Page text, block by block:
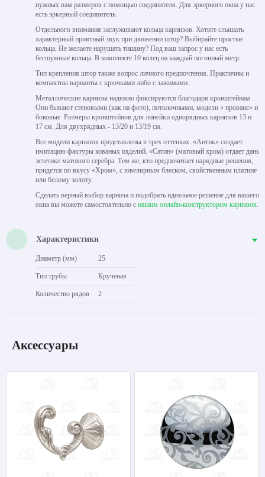
нужных вам размеров с помощью соединителя. Для эркерного окна у нас
есть эркерный соединитель.
Отдельного внимания заслуживают кольца карнизов. Хотите слышать
характерный приятный звук при движении штор? Выбирайте простые
кольца. Не желаете нарушать тишину? Под ваш запрос у нас есть
бесшумные кольца. В комплекте 10 колец на каждый погонный метр.
Тип крепления штор также вопрос личного предпочтения. Практичны и
компактны варианты с крючками либо с зажимами.
Металлические карнизы надежно фиксируются благодаря кронштейнам .
Они бывают стеновыми (как на фото), потолочными, модели « прованс» и
боковые. Размеры кронштейнов для линейки однорядных карнизов 13 и
17 см. Для двухрядных - 13/20 и 13/19 см.
Все модели карнизов представлены в трех оттенках. «Антик» создает
имитацию фактуры кованых изделий. «Сатин» (матовый хром) отдает дань
эстетике матового серебра. Тем же, кто предпочитает нарядные решения,
придется по вкусу «Хром», с ювелирным блеском, свойственным платине
или белому золоту.
Сделать верный выбор карниза и подобрать идеальное решение для вашего
окна вы можете самостоятельно с нашим онлайн-конструктором карнизов.
Характеристики
Диаметр (мм) 25
Тип трубы Крученая
Количество рядов 2
Аксессуары